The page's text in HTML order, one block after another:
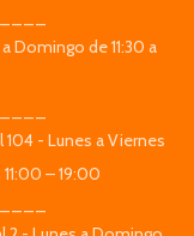
Domingo de 11:30 a
104 - Lunes a Viernes
– 19:00